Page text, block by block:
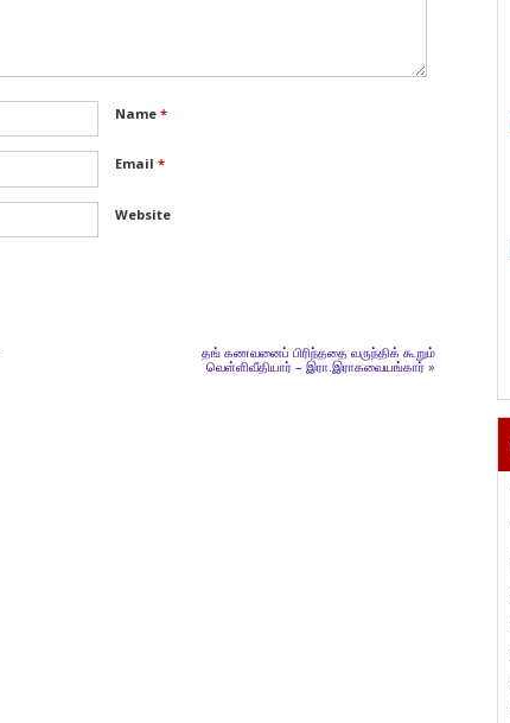
Name *
Email *
Website
தங் கணவனைப் பிரிந்ததை வருந்திக் கூறும்
வெள்ளிவீதியார் – இரா.இராகவையங்கார் »